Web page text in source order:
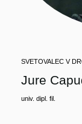
SVETOVALEC V
Jure
univ. dipl. fil.